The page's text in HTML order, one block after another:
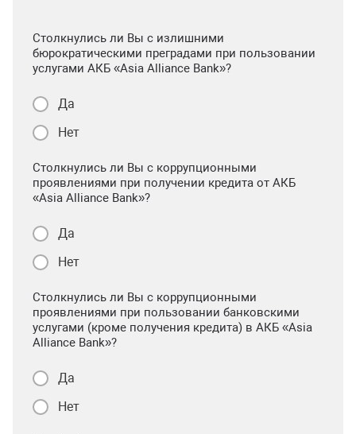
Столкнулись ли Вы с излишними
бюрократическими преградами при пользовании
услугами АКБ «Asia Alliance Bank»?
Да
Нет
Столкнулись ли Вы с коррупционными
проявлениями при получении кредита от АКБ
«Asia Alliance Bank»?
Да
Нет
Столкнулись ли Вы с коррупционными
проявлениями при пользовании банковскими
услугами (кроме получения кредита) в АКБ «Asia
Alliance Bank»?
Да
Нет